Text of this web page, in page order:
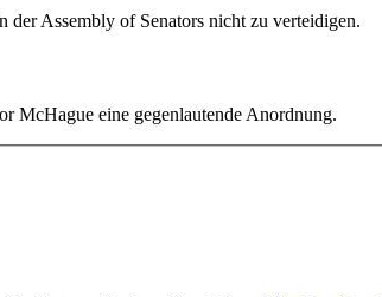
der Assembly of Senators nicht zu verteidigen.
McHague eine gegenlautende Anordnung.